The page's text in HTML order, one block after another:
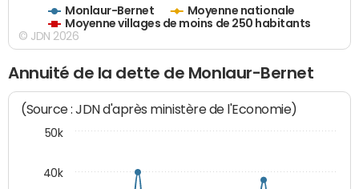
Monlaur-Bernet
Moyenne nationale
Moyenne villages de moins de 250 habitants
© JDN 2026
Annuité de la dette de Monlaur-Bernet
(Source : JDN d'après ministère de l'Economie)
40k
50k